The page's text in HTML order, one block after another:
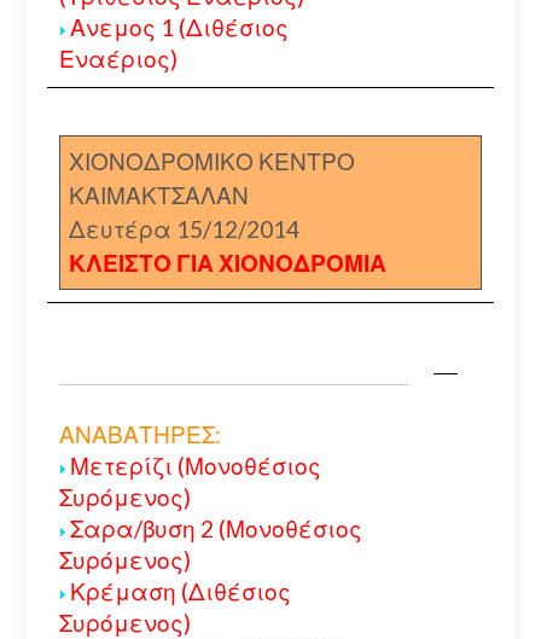
Ανεμος 1 (Διθέσιος
Εναέριος)
ΧΙΟΝΟΔΡΟΜΙΚΟ ΚΕΝΤΡΟ
ΚΑΙΜΑΚΤΣΑΛΑΝ
Δευτέρα 15/12/2014
ΚΛΕΙΣΤΟ ΓΙΑ ΧΙΟΝΟΔΡΟΜΙΑ
ΑΝΑΒΑΤΗΡΕΣ:
Μετερίζι (Μονοθέσιος
Συρόμενος)
Σαρα/βυση 2 (Μονοθέσιος
Συρόμενος)
Κρέμαση (Διθέσιος
Συρόμενος)